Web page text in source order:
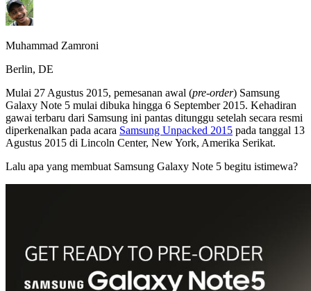
Muhammad Zamroni
Berlin, DE
Mulai 27 Agustus 2015, pemesanan awal (pre-order) Samsung
Galaxy Note 5 mulai dibuka hingga 6 September 2015. Kehadiran
gawai terbaru dari Samsung ini pantas ditunggu setelah secara resmi
diperkenalkan pada acara Samsung Unpacked 2015 pada tanggal 13
Agustus 2015 di Lincoln Center, New York, Amerika Serikat.
Lalu apa yang membuat Samsung Galaxy Note 5 begitu istimewa?